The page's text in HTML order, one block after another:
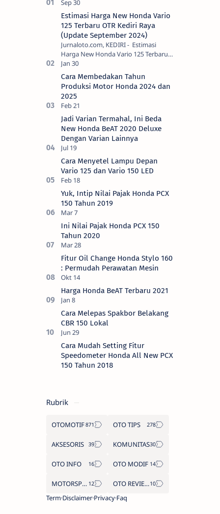
Estimasi Harga New Honda Vario
125 Terbaru OTR Kediri Raya
(Update September 2024)
Jurnaloto.com, KEDIRI - Estimasi
Harga New Honda Vario 125 Terbaru
OTR Kediri Raya (Update September
2024) Brosis sekalian, PT Astra Honda
Motor (AH…
Cara Membedakan Tahun
Produksi Motor Honda 2024 dan
2025
Jadi Varian Termahal, Ini Beda
New Honda BeAT 2020 Deluxe
Dengan Varian Lainnya
Cara Menyetel Lampu Depan
Vario 125 dan Vario 150 LED
Yuk, Intip Nilai Pajak Honda PCX
150 Tahun 2019
Ini Nilai Pajak Honda PCX 150
Tahun 2020
Fitur Oil Change Honda Stylo 160
: Permudah Perawatan Mesin
Harga Honda BeAT Terbaru 2021
Cara Melepas Spakbor Belakang
CBR 150 Lokal
Cara Mudah Setting Fitur
Speedometer Honda All New PCX
150 Tahun 2018
Rubrik
OTOMOTIF OTO TIPS
AKSESORIS KOMUNITAS
OTO INFO OTO MODIF
MOTORSPORT
OTO REVIEW
Term Disclaimer Privacy Faq